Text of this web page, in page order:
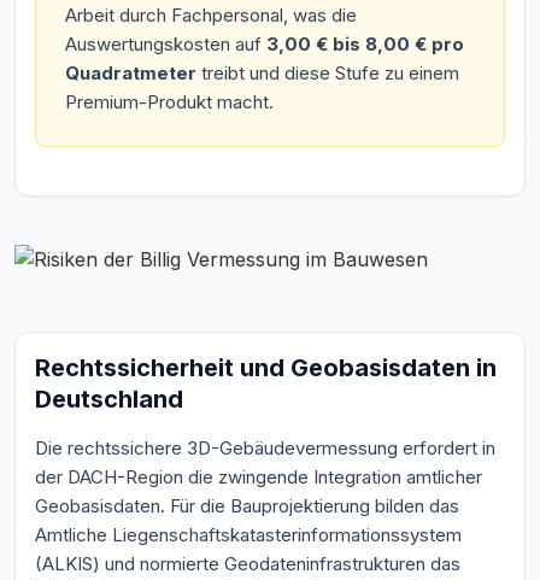
Arbeit durch Fachpersonal, was die
Auswertungskosten auf 3,00 € bis 8,00 € pro
Quadratmeter treibt und diese Stufe zu einem
Premium-Produkt macht.
Rechtssicherheit und Geobasisdaten in
Deutschland
Die rechtssichere 3D-Gebäudevermessung erfordert in
der DACH-Region die zwingende Integration amtlicher
Geobasisdaten. Für die Bauprojektierung bilden das
Amtliche Liegenschaftskatasterinformationssystem
(ALKIS) und normierte Geodateninfrastrukturen das